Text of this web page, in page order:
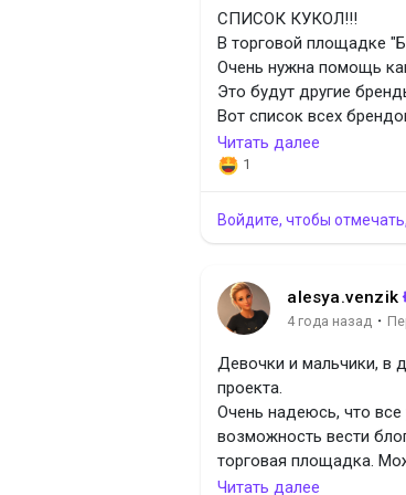
Robecca Steam -
Venus McFlytrap -
Scarah Screams -
Bram Devein - Брэм
Gory Fangtel - Гори
Romulus - Ромулус
Dougey - Доуги
Brocko - Броко
Jinafire Long -
Skelita Calaveras -
Catrine DeMew - Катрин
Catty Noir - Кэтти Нуар
Twyla - Твайла
Wydowna Spider -
Gigi Grant - Джиджи Грант
Jane Boolittle - Джейн
Hoodude Voodoo -
Студенты-гибриды,
СПИСОК КУКОЛ!!!
В торговой площадке
Очень нужна помощь
Это будут другие
Вот список всех
A Girl for All Time
Ai
Ashton Drake Galleries
Baby born
Baby Born Surprise
Barbie
Becky
BEGoths
Betty
Betty Spaghetty
Big Beautiful Dolls
Bild Lilli
Читать далее
1
Войдите, чтобы
alesya.venzik
4 года назад ·
Девочки и мальчики, в
проекта.
Очень надеюсь, что все
возможность вести
торговая площадка.
системы подключены и
Читать далее